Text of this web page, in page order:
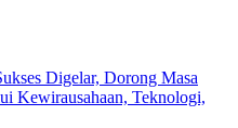
Digelar, Dorong Masa
Kewirausahaan, Teknologi,